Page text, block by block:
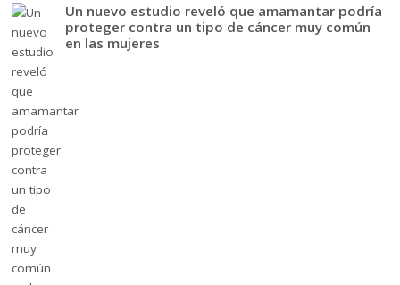
Un nuevo estudio reveló que amamantar podría
proteger contra un tipo de cáncer muy común
en las mujeres